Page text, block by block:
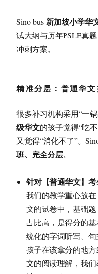
Sino-bus 新加坡小学华
试大纲与历年PSLE真
冲刺方案。
精准分层：普通华
很多补习机构采用“一
级华文的孩子觉得“吃
又觉得“消化不了”。
班、完全分层。
针对【普通华文】考
我们的教学重心放
文的试卷中，基础题
占比高，是得分的基
统化的字词听写、
孩子在该拿分的地
文的阅读理解，我